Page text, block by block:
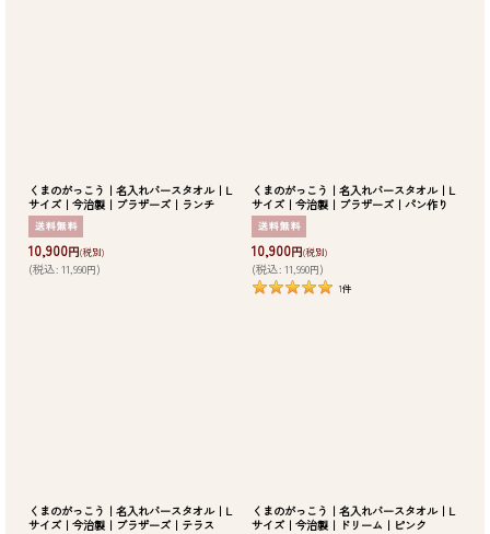
くまのがっこう｜名入れバースタオル｜L
サイズ｜今治製｜ブラザーズ｜ランチ
10,900円(税別)
(税込: 11,990円)
くまのがっこう｜名入れバースタオル｜L
サイズ｜今治製｜ブラザーズ｜パン作り
10,900円(税別)
(税込: 11,990円)
1件
くまのがっこう｜名入れバースタオル｜L
サイズ｜今治製｜ブラザーズ｜テラス
くまのがっこう｜名入れバースタオル｜L
サイズ｜今治製｜ドリーム｜ピンク